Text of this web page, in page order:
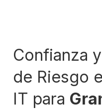
Confianza
de Riesgo
IT para